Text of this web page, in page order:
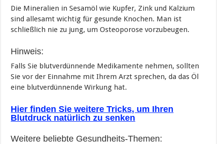
Die Mineralien in Sesamöl wie Kupfer, Zink und Kalzium
sind allesamt wichtig für gesunde Knochen. Man ist
schließlich nie zu jung, um Osteoporose vorzubeugen.
Hinweis:
Falls Sie blutverdünnende Medikamente nehmen, sollten
Sie vor der Einnahme mit Ihrem Arzt sprechen, da das Öl
eine blutverdünnende Wirkung hat.
Hier finden Sie weitere Tricks, um Ihren
Blutdruck natürlich zu senken
Weitere beliebte Gesundheits-Themen: